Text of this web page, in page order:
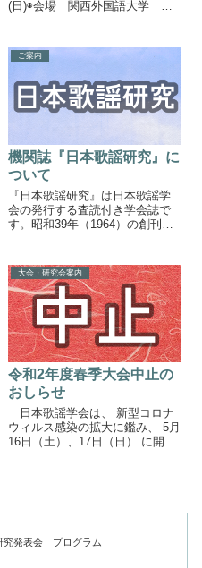
(日)◉会場 関西外国語大学 中
学術情報センター マルチメデ
ィアホール、3号館3...
ご案内
機関誌『日本歌謡研究』に
ついて
『日本歌謡研究』は日本歌謡学
会の発行する査読付き学会誌で
す。昭和39年（1964）の創刊以
ついても随時受け付けておりま
す。購読を希望される個人、機
関の担当者は、お手数ですが事
務局までお問い合わせくださ
い。
大会・研究会案内
令和2年度春季大会中止の
おしらせ
日本歌謡学会は、 新型コロナ
ウィルス感染の拡大に鑑み、 5月
16日（土）、17日（日） に開催
等については、また...
究発表会 プログラム